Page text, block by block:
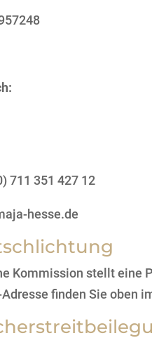
711 351 427 12
hesse.de
Kommission stellt eine
finden Sie oben